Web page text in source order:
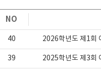
NO
40 2026학년도 제1회
39 2025학년도 제3회